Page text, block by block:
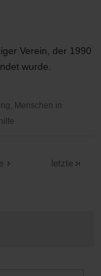
Verein, der 1990
wurde.
Menschen in
letzte